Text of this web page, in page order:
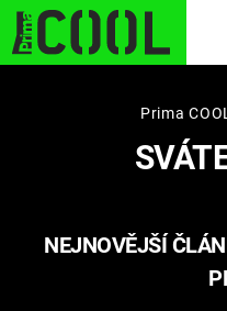
STARHOUSE
PLNEJ KOTEL
Prima COOL
NEJNOVĚJŠÍ